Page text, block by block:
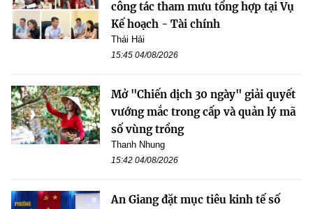
công tác tham mưu tổng hợp tại Vụ
Kế hoạch - Tài chính
Thái Hải
15:45 04/08/2026
Mở "Chiến dịch 30 ngày" giải quyết
vướng mắc trong cấp và quản lý mã
số vùng trồng
Thanh Nhung
15:42 04/08/2026
An Giang đặt mục tiêu kinh tế số